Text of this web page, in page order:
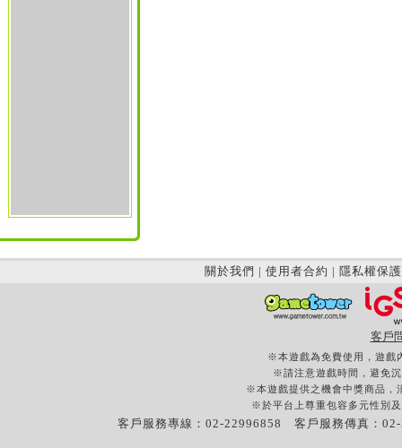
關於我們 | 使用者合約 | 隱私權保護
客戶
※本遊戲為免費使用，遊戲
※請注意遊戲時間，避免
※本遊戲提供之機會中獎商品，
※於平台上尊重包容多元性別
客戶服務專線：02-22996858 客戶服務傳真：